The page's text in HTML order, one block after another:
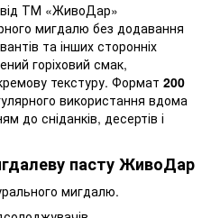
від ТМ «ЖивоДар»
мигдалю без додавання
та інших сторонніх
горіховий смак,
текстуру. Формат 200
використання вдома
до сніданків, десертів і
пасту ЖивоДар
мигдалю.